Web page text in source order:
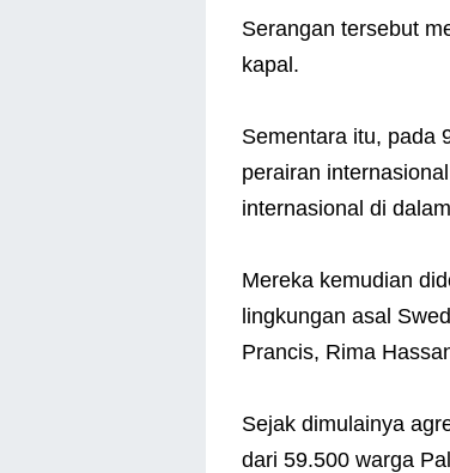
Serangan tersebut
kapal.
Sementara itu, pada
perairan
internasional di
Mereka kemudian
lingkungan asal
Prancis, Rima
Sejak dimulainya
dari 59.500 warga